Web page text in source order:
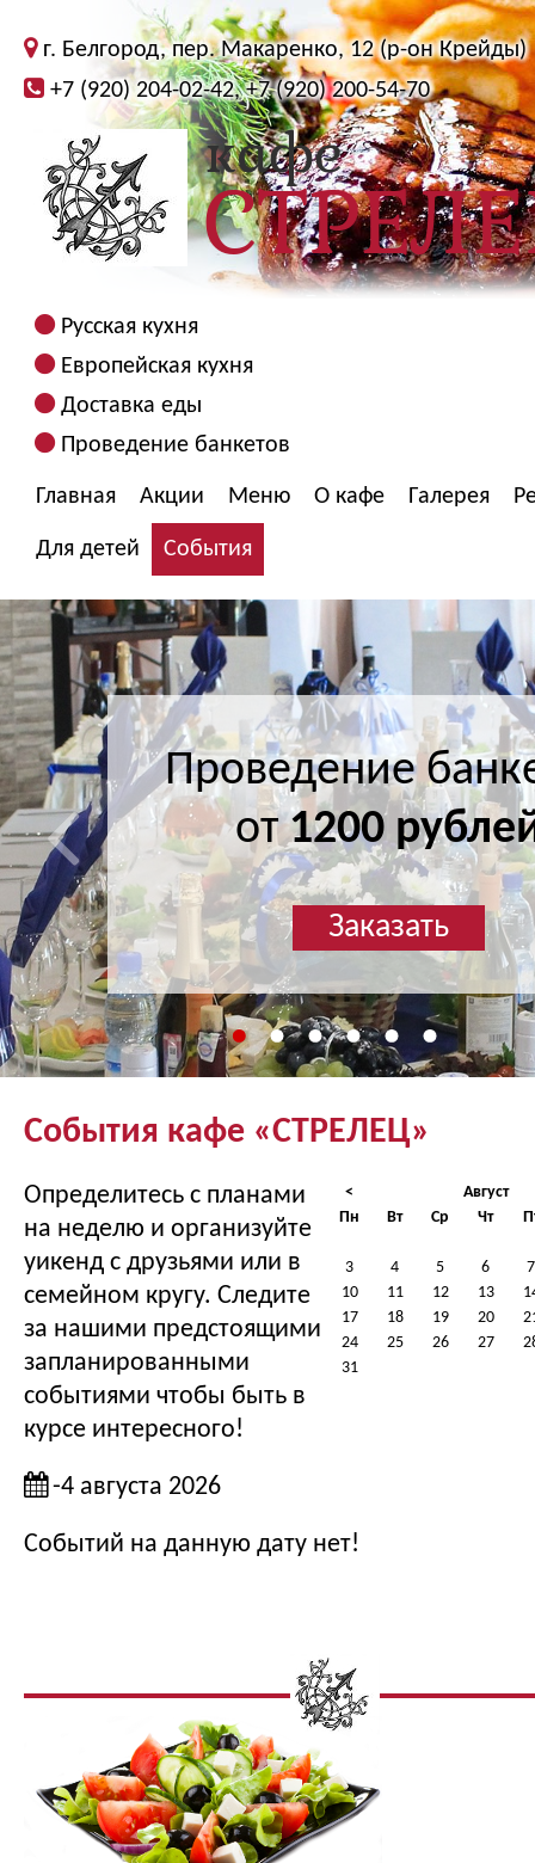
г. Белгород, пер. Макаренко, 12 (р-он Крейды)
+7 (920) 204-02-42, +7 (920) 200-54-70
Русская кухня
Европейская кухня
Доставка еды
Проведение банкетов
Главная Акции Меню О кафе Галерея
Для детей События
Проведение
от1200
Заказать
Проведение
от1200
Заказать
События кафе «СТРЕЛЕЦ»
<
Август
Пн
Вт Ср Чт
3 4 5 6
7
10
11 12 13
17
18 19 20
24
25 26 27
31
Определитесь с планами
на неделю и организуйте
уикенд с друзьями или в
семейном кругу. Следите
за нашими предстоящими
запланированными
событиями чтобы быть в
курсе интересного!
-4 августа 2026
Событий на данную дату нет!